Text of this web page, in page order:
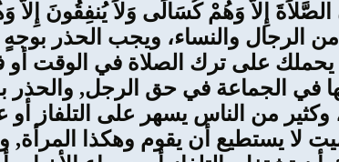
من الرجال والنساء، ويجب الحذر
على ترك الصلاة في الوقت أو
في الجماعة في حق الرجل,
وكثير من الناس يسهر على التلفاز
لا يستطيع أن يقوم وهكذا